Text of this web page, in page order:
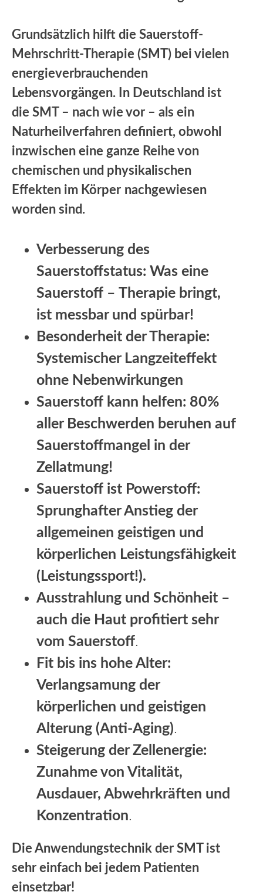
Grundsätzlich hilft die Sauerstoff-
Mehrschritt-Therapie (SMT) bei vielen
energieverbrauchenden
Lebensvorgängen. In Deutschland ist
die SMT – nach wie vor – als ein
Naturheilverfahren definiert, obwohl
inzwischen eine ganze Reihe von
chemischen und physikalischen
Effekten im Körper nachgewiesen
worden sind.
Verbesserung des
Sauerstoffstatus: Was eine
Sauerstoff – Therapie bringt,
ist messbar und spürbar!
Besonderheit der Therapie:
Systemischer Langzeiteffekt
ohne Nebenwirkungen
Sauerstoff kann helfen: 80%
aller Beschwerden beruhen auf
Sauerstoffmangel in der
Zellatmung!
Sauerstoff ist Powerstoff:
Sprunghafter Anstieg der
allgemeinen geistigen und
körperlichen Leistungsfähigkeit
(Leistungssport!).
Ausstrahlung und Schönheit –
auch die Haut profitiert sehr
vom Sauerstoff.
Fit bis ins hohe Alter:
Verlangsamung der
körperlichen und geistigen
Alterung (Anti-Aging).
Steigerung der Zellenergie:
Zunahme von Vitalität,
Ausdauer, Abwehrkräften und
Konzentration.
Die Anwendungstechnik der SMT ist
sehr einfach bei jedem Patienten
einsetzbar!